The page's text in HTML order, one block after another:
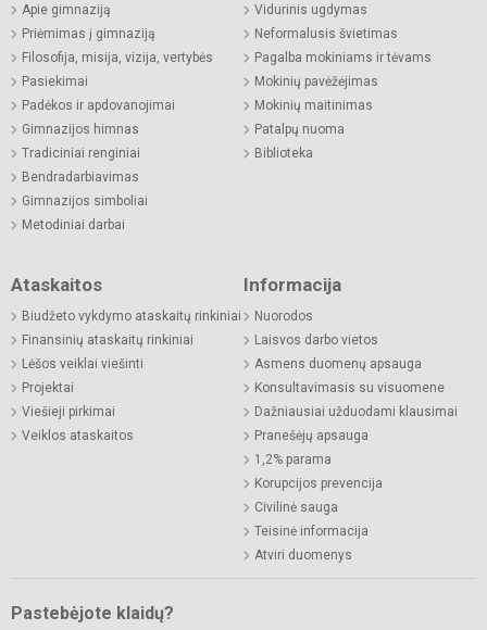
Apie gimnaziją
Priėmimas į gimnaziją
Filosofija, misija, vizija, vertybės
Pasiekimai
Padėkos ir apdovanojimai
Gimnazijos himnas
Tradiciniai renginiai
Bendradarbiavimas
Gimnazijos simboliai
Metodiniai darbai
Vidurinis ugdymas
Neformalusis švietimas
Pagalba mokiniams ir tėvams
Mokinių pavėžėjimas
Mokinių maitinimas
Patalpų nuoma
Biblioteka
Ataskaitos
Biudžeto vykdymo ataskaitų rinkiniai
Finansinių ataskaitų rinkiniai
Lėšos veiklai viešinti
Projektai
Viešieji pirkimai
Veiklos ataskaitos
Informacija
Nuorodos
Laisvos darbo vietos
Asmens duomenų apsauga
Konsultavimasis su visuomene
Dažniausiai užduodami klausimai
Pranešėjų apsauga
1,2% parama
Korupcijos prevencija
Civilinė sauga
Teisinė informacija
Atviri duomenys
Pastebėjote klaidų?